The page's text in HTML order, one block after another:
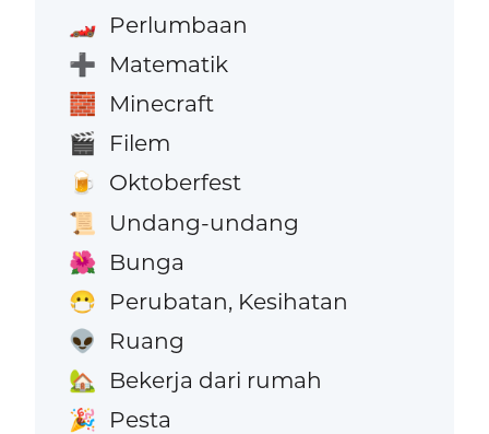
🏎️ Perlumbaan
➕ Matematik
🧱 Minecraft
🎬 Filem
🍺 Oktoberfest
📜 Undang-undang
🌺 Bunga
😷 Perubatan, Kesihatan
👽 Ruang
🏡 Bekerja dari rumah
🎉 Pesta